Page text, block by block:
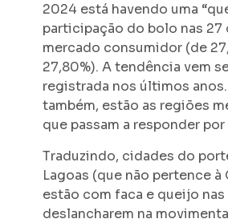
2024 está havendo uma
participação do bolo nas 27
mercado consumidor (de
27,80%). A tendência vem
registrada nos últimos anos.
também, estão as regiões
que passam a responder por
Traduzindo, cidades do
Lagoas (que não pertence à
estão com faca e queijo nas
deslancharem na